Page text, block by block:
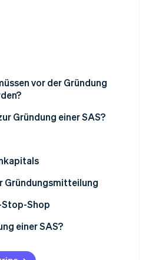
Sessions 2026
Sie, wie Stripe Lösungen für
ansehen
vor der Gründung
Gründung einer SAS?
Gründungsmitteilung
Shop
einer SAS?